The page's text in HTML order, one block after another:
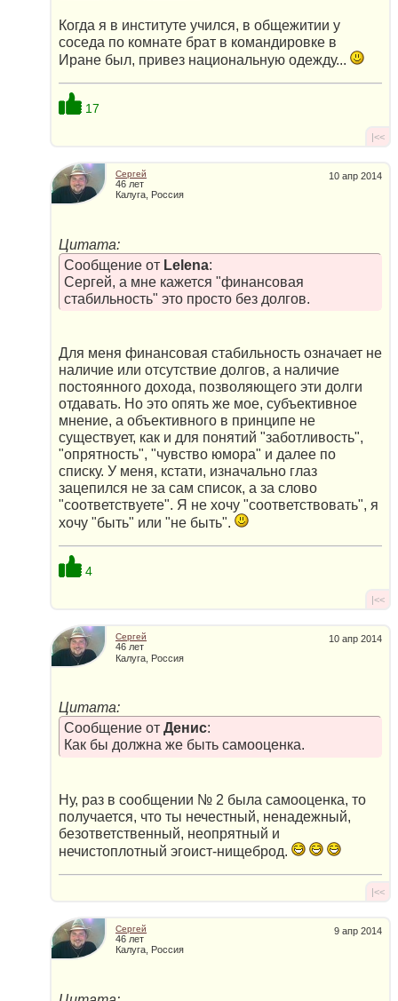
Когда я в институте учился, в общежитии у
соседа по комнате брат в командировке в
Иране был, привез национальную одежду...
17
|<<
10 апр 2014
Сергей
46 лет
Калуга, Россия
Цитата:
Сообщение от Lelena:
Сергей, а мне кажется "финансовая
стабильность" это просто без долгов.
Для меня финансовая стабильность означает не
наличие или отсутствие долгов, а наличие
постоянного дохода, позволяющего эти долги
отдавать. Но это опять же мое, субъективное
мнение, а объективного в принципе не
существует, как и для понятий "заботливость",
"опрятность", "чувство юмора" и далее по
списку. У меня, кстати, изначально глаз
зацепился не за сам список, а за слово
"соответствуете". Я не хочу "соответствовать", я
хочу "быть" или "не быть".
4
|<<
10 апр 2014
Сергей
46 лет
Калуга, Россия
Цитата:
Сообщение от Денис:
Как бы должна же быть самооценка.
Ну, раз в сообщении № 2 была самооценка, то
получается, что ты нечестный, ненадежный,
безответственный, неопрятный и
нечистоплотный эгоист-нищеброд.
|<<
9 апр 2014
Сергей
46 лет
Калуга, Россия